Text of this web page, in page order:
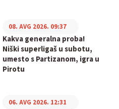
Kakva generalna proba!
Niški superligaš u subotu,
umesto s Partizanom, igra u
Pirotu
08. AVG 2026. 09:37
06. AVG 2026. 12:31